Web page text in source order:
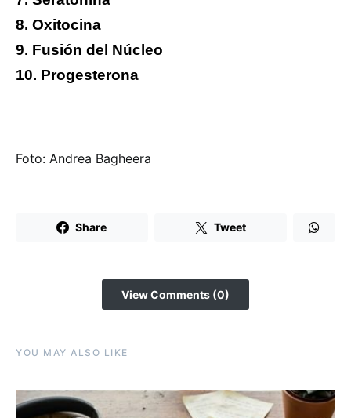
8. Oxitocina
9. Fusión del Núcleo
10. Progesterona
Foto: Andrea Bagheera
Share Tweet
View Comments (0)
YOU MAY ALSO LIKE